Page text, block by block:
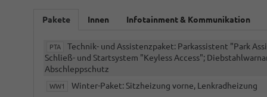
Pakete Innen Infotainment & Kommunikation
PTA
Technik- und Assistenzpaket: Parkassistent "Park
Schließ- und Startsystem "Keyless Access";
Abschleppschutz
WW1 Winter-Paket: Sitzheizung vorne, Lenkradheizung